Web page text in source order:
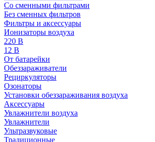
Cо сменными фильтрами
Без сменных фильтров
Фильтры и аксессуары
Ионизаторы воздуха
220 В
12 В
От батарейки
Обеззараживатели
Рециркуляторы
Озонаторы
Установки обеззараживания воздуха
Аксессуары
Увлажнители воздуха
Увлажнители
Ультразвуковые
Традиционные